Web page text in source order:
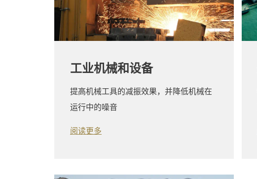
工业机械和设备
提高机械工具的减振效果，并降低机械在
运行中的噪音
阅读更多